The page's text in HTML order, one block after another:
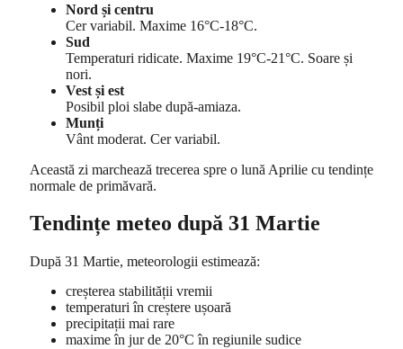
Nord și centru
Cer variabil. Maxime 16°C-18°C.
Sud
Temperaturi ridicate. Maxime 19°C-21°C. Soare și
nori.
Vest și est
Posibil ploi slabe după-amiaza.
Munți
Vânt moderat. Cer variabil.
Această zi marchează trecerea spre o lună Aprilie cu tendințe
normale de primăvară.
Tendințe meteo după 31 Martie
După 31 Martie, meteorologii estimează:
creșterea stabilității vremii
temperaturi în creștere ușoară
precipitații mai rare
maxime în jur de 20°C în regiunile sudice